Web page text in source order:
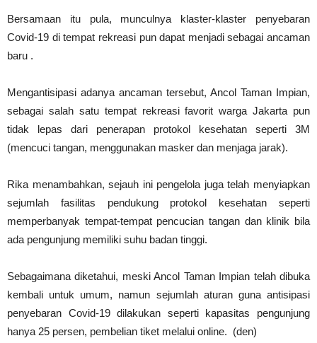
Bersamaan itu pula, munculnya klaster-klaster penyebaran
Covid-19 di tempat rekreasi pun dapat menjadi sebagai ancaman
baru .
Mengantisipasi adanya ancaman tersebut, Ancol Taman Impian,
sebagai salah satu tempat rekreasi favorit warga Jakarta pun
tidak lepas dari penerapan protokol kesehatan seperti 3M
(mencuci tangan, menggunakan masker dan menjaga jarak).
Rika menambahkan, sejauh ini pengelola juga telah menyiapkan
sejumlah fasilitas pendukung protokol kesehatan seperti
memperbanyak tempat-tempat pencucian tangan dan klinik bila
ada pengunjung memiliki suhu badan tinggi.
Sebagaimana diketahui, meski Ancol Taman Impian telah dibuka
kembali untuk umum, namun sejumlah aturan guna antisipasi
penyebaran Covid-19 dilakukan seperti kapasitas pengunjung
hanya 25 persen, pembelian tiket melalui online. (den)